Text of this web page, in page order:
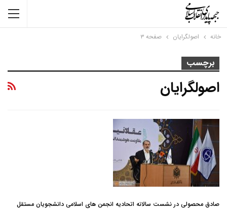
خانه اصولگرایان صفحه ۳
برچسب
اصولگرایان
صادق محصولی در نشست سالانه اتحادیه انجمن های اسلامی دانشجویان مستقل